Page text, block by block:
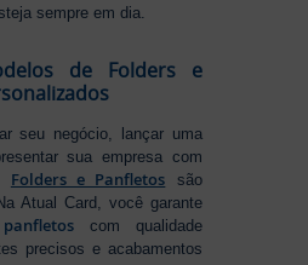
sempre em dia.
de Folders e
seu negócio, lançar uma
sua empresa com
Folders e Panfletos são
Atual Card, você garante
com qualidade
precisos e acabamentos